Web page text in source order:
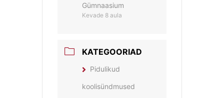
Gümnaasium
Kevade 8 aula
KATEGOORIAD
Pidulikud
koolisündmused